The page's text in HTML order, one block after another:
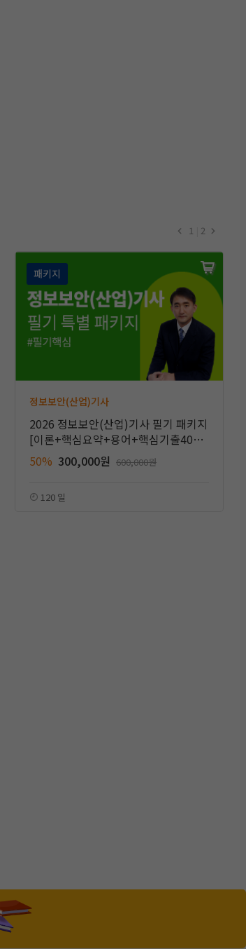
1 2
패키지
정보보안(산업)기사
2026 정보보안(산업)기사 필기 패키지
[이론+핵심요약+용어+핵심기출400
선]
50% 300,000원 600,000원
120 일